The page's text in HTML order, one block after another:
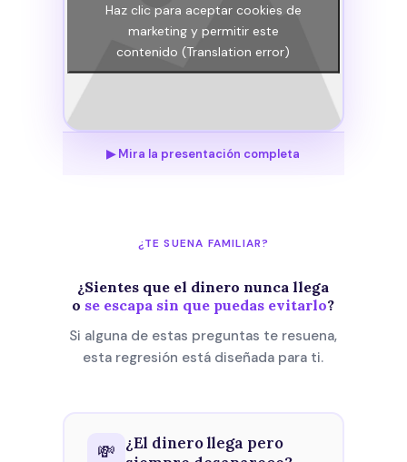
Haz clic para aceptar cookies de
marketing y permitir este
contenido (Translation error)
▶ Mira la presentación completa
¿TE SUENA FAMILIAR?
¿Sientes que el dinero nunca llega
o se escapa sin que puedas evitarlo?
Si alguna de estas preguntas te resuena,
esta regresión está diseñada para ti.
💸 ¿El dinero llega pero